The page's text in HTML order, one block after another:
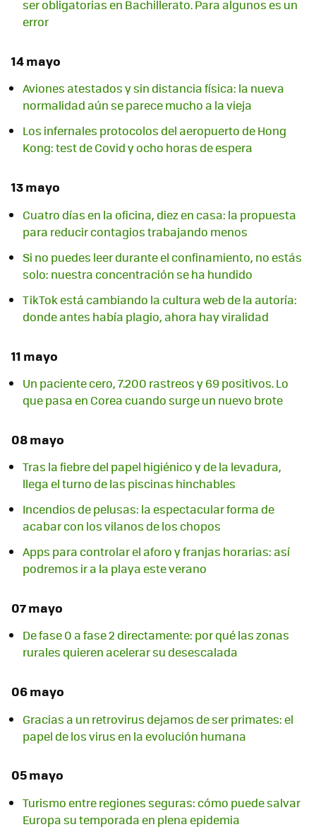
ser obligatorias en Bachillerato. Para algunos es un
error
14 mayo
Aviones atestados y sin distancia física: la nueva
normalidad aún se parece mucho a la vieja
Los infernales protocolos del aeropuerto de Hong
Kong: test de Covid y ocho horas de espera
13 mayo
Cuatro días en la oficina, diez en casa: la propuesta
para reducir contagios trabajando menos
Si no puedes leer durante el confinamiento, no estás
solo: nuestra concentración se ha hundido
TikTok está cambiando la cultura web de la autoría:
donde antes había plagio, ahora hay viralidad
11 mayo
Un paciente cero, 7.200 rastreos y 69 positivos. Lo
que pasa en Corea cuando surge un nuevo brote
08 mayo
Tras la fiebre del papel higiénico y de la levadura,
llega el turno de las piscinas hinchables
Incendios de pelusas: la espectacular forma de
acabar con los vilanos de los chopos
Apps para controlar el aforo y franjas horarias: así
podremos ir a la playa este verano
07 mayo
De fase 0 a fase 2 directamente: por qué las zonas
rurales quieren acelerar su desescalada
06 mayo
Gracias a un retrovirus dejamos de ser primates: el
papel de los virus en la evolución humana
05 mayo
Turismo entre regiones seguras: cómo puede salvar
Europa su temporada en plena epidemia